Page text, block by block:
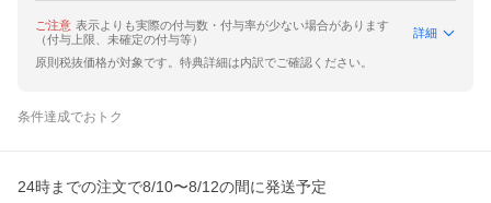
ご注意 表示よりも実際の付与数・付与率が少ない場合があります
（付与上限、未確定の付与等）
詳細
原則税抜価格が対象です。特典詳細は内訳でご確認ください。
条件達成でおトク
24時までの注文で8/10〜8/12の間に発送予定